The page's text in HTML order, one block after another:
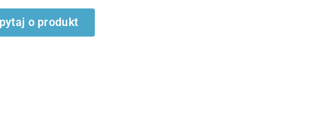
o produkt